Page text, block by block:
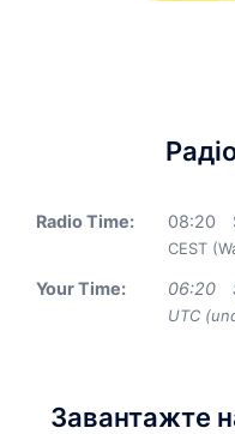
Radio Time: 08:20
CEST
Your Time: 06:20
UTC
Завантажте